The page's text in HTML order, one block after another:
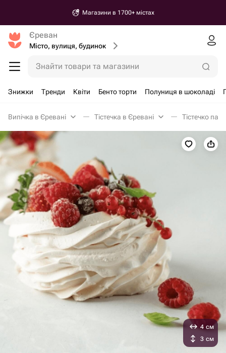
Магазини в 1700+ містах
Єреван
Місто, вулиця, будинок
Знайти товари та магазини
Знижки Тренди Квіти Бенто торти Полуниця в шоколаді
Випічка в Єревані Тістечка в Єревані Тістечко
4 см
3 см